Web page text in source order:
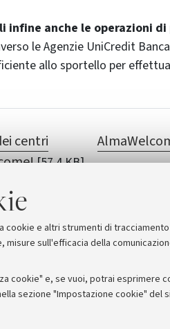
e altri strumenti di
sull'efficacia della
cookie" e, se vuoi, potrai esprimere
sezione "Impostazione cookie" del
infine anche le operazioni
le Agenzie UniCredit
allo sportello per
centri
[57.4 KB]
Unibo